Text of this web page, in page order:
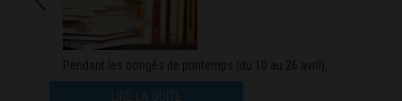
Pendant les congés de printemps (du 10 au 26 avril), . . .